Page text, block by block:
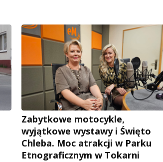
Zabytkowe motocykle,
wyjątkowe wystawy i Święto
Chleba. Moc atrakcji w Parku
Etnograficznym w Tokarni